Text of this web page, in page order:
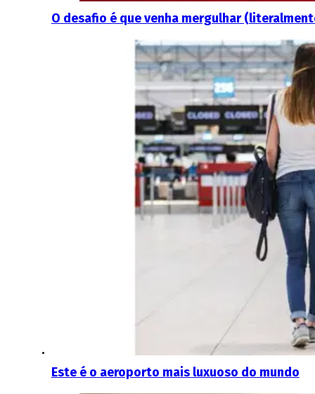
O desafio é que venha mergulhar
Este é o aeroporto mais luxuoso do mundo